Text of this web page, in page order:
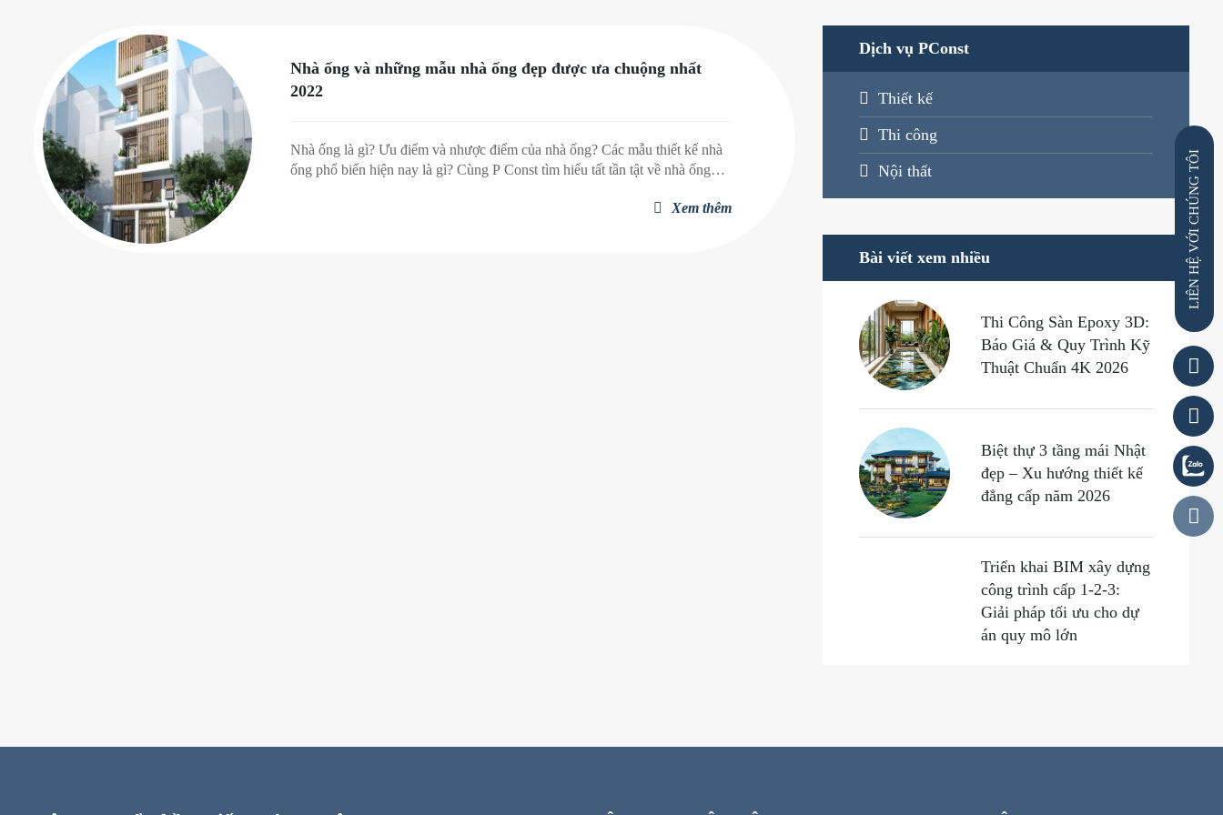
Nhà ống và những mẫu nhà ống đẹp được ưa chuộng nhất
2022
Nhà ống là gì? Ưu điểm và nhược điểm của nhà ống? Các mẫu thiết kế nhà
ống phổ biến hiện nay là gì? Cùng P Const tìm hiểu tất tần tật về nhà ống
Xem thêm
Dịch vụ PConst
Thiết kế
Thi công
Nội thất
Bài viết xem nhiều
Thi Công Sàn Epoxy 3D:
Báo Giá & Quy Trình Kỹ
Thuật Chuẩn 4K 2026
Biệt thự 3 tầng mái Nhật
đẹp – Xu hướng thiết kế
đẳng cấp năm 2026
Triển khai BIM xây dựng
công trình cấp 1-2-3:
Giải pháp tối ưu cho dự
án quy mô lớn
LIÊN HỆ
VỚI CHÚNG TÔI